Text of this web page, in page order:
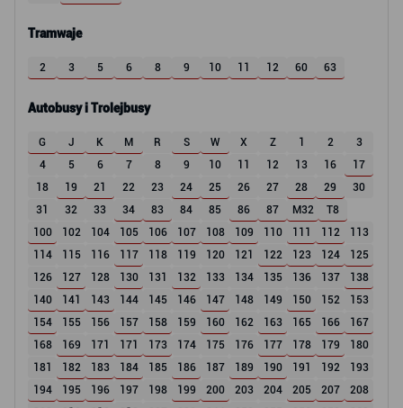
Tramwaje
2 3 5 6 8 9 10 11 12 60 63
Autobusy i Trolejbusy
G J K M R S W X Z 1 2
3
4
5 6 7 8 9 10 11 12 13 16
17
18
19 21 22 23 24 25 26 27 28 29
30
31
32 33 34 83 84 85 86 87 M32
T8
100
102 104 105 106 107 108 109 110 111 112
113
114
115 116 117 118 119 120 121 122 123 124
125
126
127 128 130 131 132 133 134 135 136 137
138
140
141 143 144 145 146 147 148 149 150 152
153
154
155 156 157 158 159 160 162 163 165 166
167
168
169 171 171 173 174 175 176 177 178 179
180
181
182 183 184 185 186 187 189 190 191 192
193
194
195 196 197 198 199 200 203 204 205 207
208